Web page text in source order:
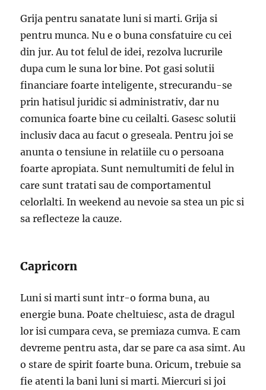
Grija pentru sanatate luni si marti. Grija si
pentru munca. Nu e o buna consfatuire cu cei
din jur. Au tot felul de idei, rezolva lucrurile
dupa cum le suna lor bine. Pot gasi solutii
financiare foarte inteligente, strecurandu-se
prin hatisul juridic si administrativ, dar nu
comunica foarte bine cu ceilalti. Gasesc solutii
inclusiv daca au facut o greseala. Pentru joi se
anunta o tensiune in relatiile cu o persoana
foarte apropiata. Sunt nemultumiti de felul in
care sunt tratati sau de comportamentul
celorlalti. In weekend au nevoie sa stea un pic si
sa reflecteze la cauze.
Capricorn
Luni si marti sunt intr-o forma buna, au
energie buna. Poate cheltuiesc, asta de dragul
lor isi cumpara ceva, se premiaza cumva. E cam
devreme pentru asta, dar se pare ca asa simt. Au
o stare de spirit foarte buna. Oricum, trebuie sa
fie atenti la bani luni si marti. Miercuri si joi